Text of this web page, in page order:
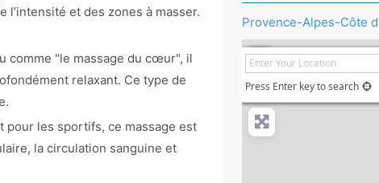
l’intensité et des zones à masser.
comme "le massage du cœur", il
relaxant. Ce type de
pour les sportifs, ce massage est
la circulation sanguine et
Provence-Alpes-Côte
+
−
Press Enter key to search